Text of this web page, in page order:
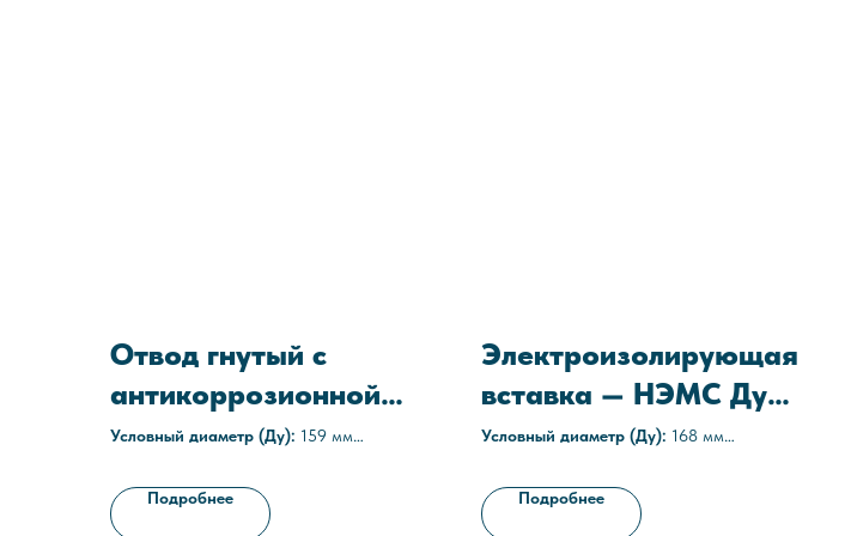
Отвод гнутый с
антикоррозионной
защитой ОС-30-
Условный диаметр (Ду): 159 мм
Толщина стенки:5 мм
Наружное покрытие:
Подробнее
Электроизолирующая
вставка — НЭМС Ду
168
Условный диаметр (Ду): 168 мм
Рабочее давление:
Технические условия:
Подробнее